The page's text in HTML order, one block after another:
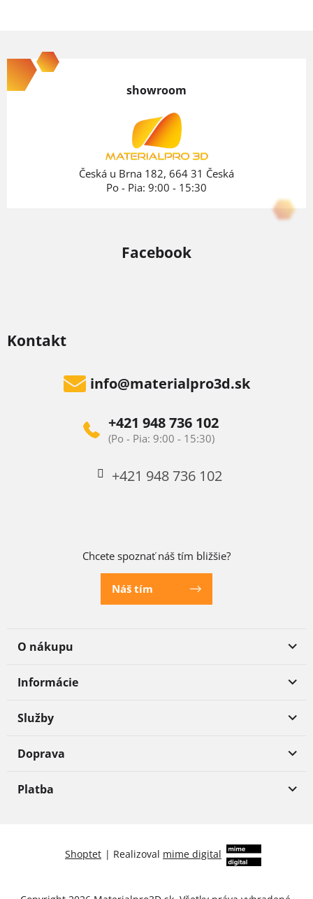
á
p
Kontakt
info@materialpro3d.sk
+421 948 736 102
+421 948 736 102
Chcete spoznať náš tím bližšie?
Náš tím
O nákupu
Informácie
Služby
showroom
Česká u Brna 182, 664 31 Česká
Po - Pia: 9:00 - 15:30
Facebook
Doprava
Platba
Shoptet | Realizoval mime digital